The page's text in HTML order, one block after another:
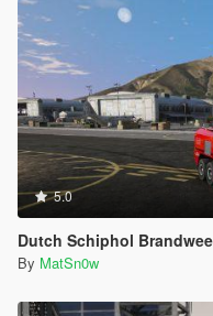
5.0
Dutch Schiphol
By MatSn0w